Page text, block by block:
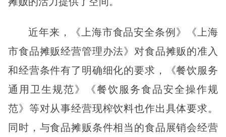
近年来，《上海市食品安全条例》《上海
市食品摊贩经营管理办法》对食品摊贩的准入
和经营条件有了明确细化的要求，《餐饮服务
通用卫生规范》《餐饮服务食品安全操作规
范》等对从事经营现榨饮料也作出具体要求。
同时，与食品摊贩条件相当的食品展销会经营